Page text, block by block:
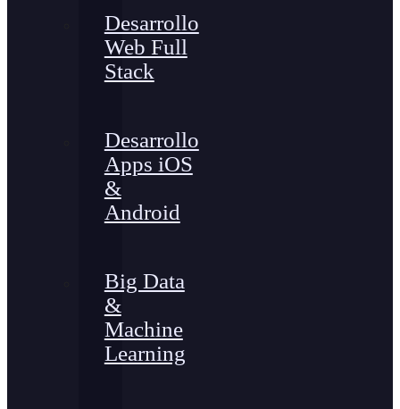
Desarrollo
Web Full
Stack
Desarrollo
Apps iOS
&
Android
Big Data
&
Machine
Learning